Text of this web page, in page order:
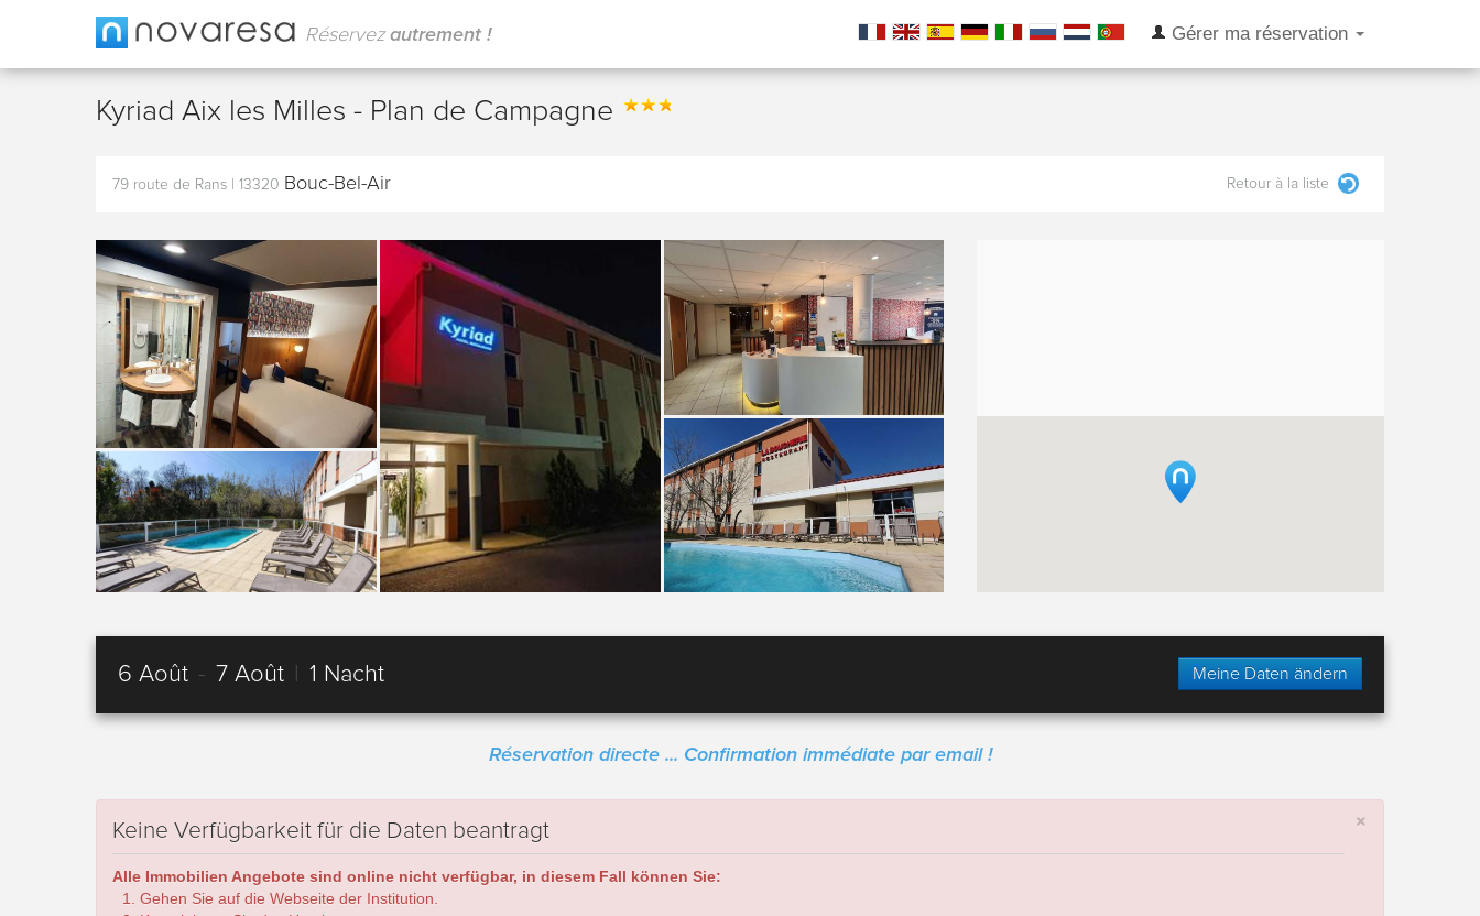
Réservezautrement ! Gérer ma réservation
Kyriad Aix les Milles - Plan de Campagne
79 route de Rans 13320 Bouc-Bel-Air Retour à la liste
6 Août - 7 Août 1 Nacht Meine Daten ändern
Réservation directe ... Confirmation immédiate par email !
×
Keine Verfügbarkeit für die Daten beantragt
Alle Immobilien Angebote sind online nicht verfügbar, in diesem Fall können Sie:
Gehen Sie auf die Webseite der Institution.